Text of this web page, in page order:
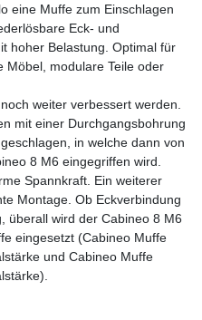
eine Muffe zum Einschlagen
Eck- und
hoher Belastung. Optimal für
Möbel, modulare Teile oder
weiter verbessert werden.
mit einer Durchgangsbohrung
in welche dann von
8 M6 eingegriffen wird.
Spannkraft. Ein weiterer
Montage. Ob Eckverbindung
überall wird der Cabineo 8 M6
eingesetzt (Cabineo Muffe
und Cabineo Muffe